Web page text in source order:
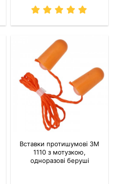
Вставки протишумові 3M
1110 з мотузкою,
одноразові беруші